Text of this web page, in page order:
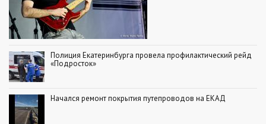
Полиция Екатеринбурга провела профилактический рейд
«Подросток»
Начался ремонт покрытия путепроводов на ЕКАД